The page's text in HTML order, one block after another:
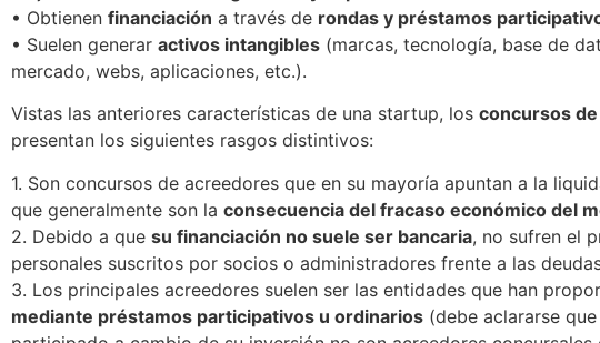
• Obtienen financiación a través de rondas y préstamos
• Suelen generar activos intangibles (marcas, tecnología, base de
mercado, webs, aplicaciones, etc.).
Vistas las anteriores características de una startup, los concursos
presentan los siguientes rasgos distintivos:
1. Son concursos de acreedores que en su mayoría apuntan a la
que generalmente son la consecuencia del fracaso económico del
2. Debido a que su financiación no suele ser bancaria, no sufren el
personales suscritos por socios o administradores frente a las
3. Los principales acreedores suelen ser las entidades que han
mediante préstamos participativos u ordinarios (debe aclararse